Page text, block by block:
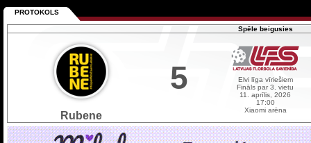
PROTOKOLS
Spēle beigusies
Rubene
5
Elvi līga vīriešiem
Fināls par 3. vietu
11. aprīlis, 2026
17:00
Xiaomi arēna